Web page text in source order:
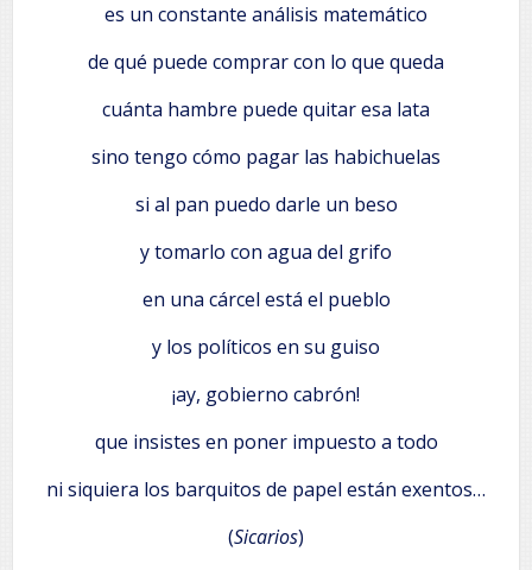
es un constante análisis matemático
de qué puede comprar con lo que queda
cuánta hambre puede quitar esa lata
sino tengo cómo pagar las habichuelas
si al pan puedo darle un beso
y tomarlo con agua del grifo
en una cárcel está el pueblo
y los políticos en su guiso
¡ay, gobierno cabrón!
que insistes en poner impuesto a todo
ni siquiera los barquitos de papel están exentos…
(Sicarios)